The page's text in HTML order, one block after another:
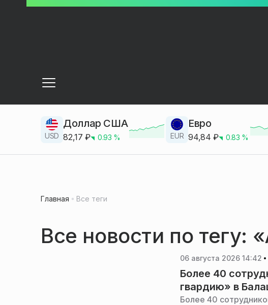
USD
Доллар США
82,17 ₽ 0.93 % EUR
Евро
94,84 ₽ 0.83 %
Главная Все теги
Все новости по тегу:
06 августа 2026 14:42
Более 40
гвардию» в
Более 40